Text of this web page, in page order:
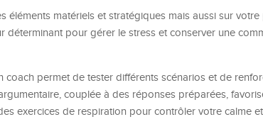
éléments matériels et stratégiques mais aussi sur
déterminant pour gérer le stress et conserver une
coach permet de tester différents scénarios et de
couplée à des réponses préparées,
exercices de respiration pour contrôler votre calme